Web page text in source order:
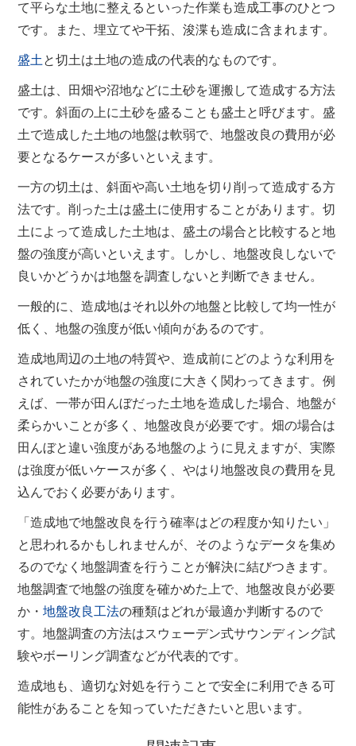
て平らな土地に整えるといった作業も造成工事のひとつ
です。また、埋立てや干拓、浚渫も造成に含まれます。
盛土 と切土は土地の造成の代表的なものです。
盛土は、田畑や沼地などに土砂を運搬して造成する方法
です。斜面の上に土砂を盛ることも盛土と呼びます。盛
土で造成した土地の地盤は軟弱で、地盤改良の費用が必
要となるケースが多いといえます。
一方の切土は、斜面や高い土地を切り削って造成する方
法です。削った土は盛土に使用することがあります。切
土によって造成した土地は、盛土の場合と比較すると地
盤の強度が高いといえます。しかし、地盤改良しないで
良いかどうかは地盤を調査しないと判断できません。
一般的に、造成地はそれ以外の地盤と比較して均一性が
低く、地盤の強度が低い傾向があるのです。
造成地周辺の土地の特質や、造成前にどのような利用を
されていたかが地盤の強度に大きく関わってきます。例
えば、一帯が田んぼだった土地を造成した場合、地盤が
柔らかいことが多く、地盤改良が必要です。畑の場合は
田んぼと違い強度がある地盤のように見えますが、実際
は強度が低いケースが多く、やはり地盤改良の費用を見
込んでおく必要があります。
「造成地で地盤改良を行う確率はどの程度か知りたい」
と思われるかもしれませんが、そのようなデータを集め
るのでなく地盤調査を行うことが解決に結びつきます。
地盤調査で地盤の強度を確かめた上で、地盤改良が必要
か・地盤改良工法の種類はどれが最適か判断するので
す。地盤調査の方法はスウェーデン式サウンディング試
験やボーリング調査などが代表的です。
造成地も、適切な対処を行うことで安全に利用できる可
能性があることを知っていただきたいと思います。